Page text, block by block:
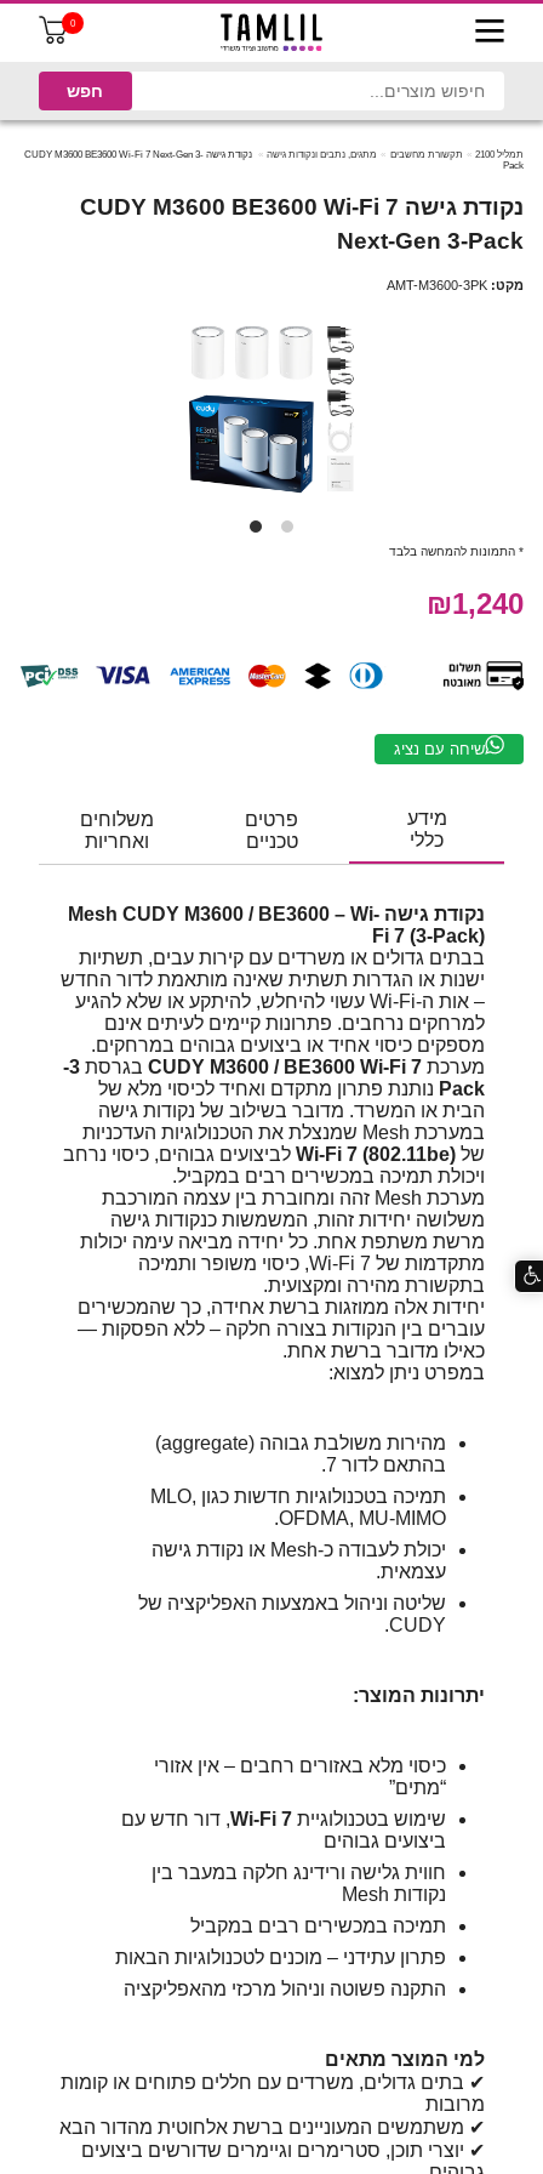
0
תמליל 2100 תקשורת מחשבים מתגים, נתבים ונקודות גישה
‏נקודת גישה‏ CUDY M3600 BE3600 Wi-Fi 7 Next-Gen 3-
Pack
‏נקודת גישה‏ CUDY M3600 BE3600 Wi-Fi 7
Next-Gen 3-Pack
מקט: AMT-M3600-3PK
* התמונות להמחשה בלבד
₪1,240
שיחה עם נציג
מידע
כללי
פרטים
טכניים
משלוחים
ואחריות
נקודת גישה Mesh CUDY M3600 / BE3600 – Wi-
Fi 7 (3-Pack)
בבתים גדולים או משרדים עם קירות עבים, תשתיות
ישנות או הגדרות תשתית שאינה מותאמת לדור החדש
– אות ה-Wi-Fi עשוי להיחלש, להיתקע או שלא להגיע
למרחקים נרחבים. פתרונות קיימים לעיתים אינם
מספקים כיסוי אחיד או ביצועים גבוהים במרחקים.
מערכת CUDY M3600 / BE3600 Wi-Fi 7 בגרסת
3-
Pack נותנת פתרון מתקדם ואחיד לכיסוי מלא של
הבית או המשרד. מדובר בשילוב של נקודות גישה
במערכת Mesh שמנצלת את הטכנולוגיות העדכניות
של Wi-Fi 7 (802.11be) לביצועים גבוהים, כיסוי נרחב
ויכולת תמיכה במכשירים רבים במקביל.
מערכת Mesh זהה ומחוברת בין עצמה המורכבת
משלושה יחידות זהות, המשמשות כנקודות גישה
מרשת משתפת אחת. כל יחידה מביאה עימה יכולות
מתקדמות של Wi-Fi 7, כיסוי משופר ותמיכה
בתקשורת מהירה ומקצועית.
יחידות אלה ממוזגות ברשת אחידה, כך שהמכשירים
עוברים בין הנקודות בצורה חלקה – ללא הפסקות —
כאילו מדובר ברשת אחת.
במפרט ניתן למצוא:
מהירות משולבת גבוהה (aggregate)
בהתאם לדור 7.
תמיכה בטכנולוגיות חדשות כגון MLO,
OFDMA, MU-MIMO.
יכולת לעבודה כ-Mesh או נקודת גישה
עצמאית.
שליטה וניהול באמצעות האפליקציה של
CUDY.
יתרונות המוצר:
כיסוי מלא באזורים רחבים – אין אזורי
“מתים”
שימוש בטכנולוגיית Wi-Fi 7, דור חדש עם
ביצועים גבוהים
חווית גלישה ורידינג חלקה במעבר בין
נקודות Mesh
תמיכה במכשירים רבים במקביל
פתרון עתידני – מוכנים לטכנולוגיות הבאות
התקנה פשוטה וניהול מרכזי מהאפליקציה
למי המוצר מתאים
✔ בתים גדולים, משרדים עם חללים פתוחים או קומות
מרובות
✔ משתמשים המעוניינים ברשת אלחוטית מהדור הבא
✔ יוצרי תוכן, סטרימרים וגיימרים שדורשים ביצועים